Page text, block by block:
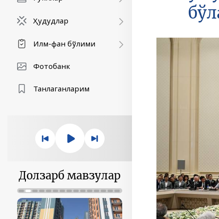
Ҳудудлар
Илм-фан бўлими
Фотобанк
Танлаганларим
Долзарб мавзулар